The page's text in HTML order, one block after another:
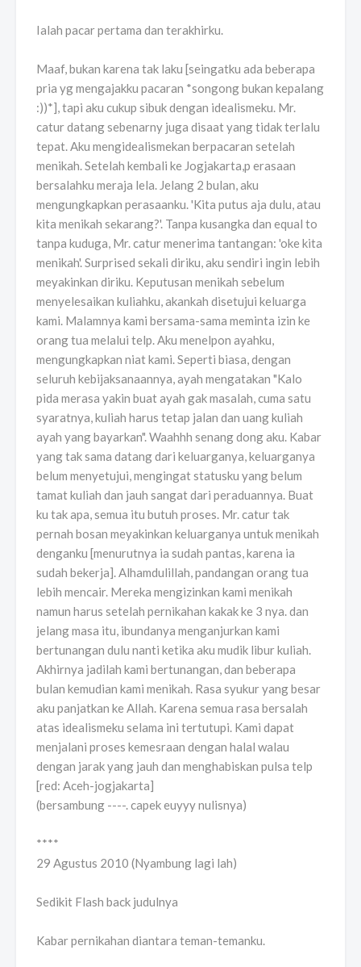
Ialah pacar pertama dan terakhirku.
Maaf, bukan karena tak laku [seingatku ada beberapa
pria yg mengajakku pacaran *songong bukan kepalang
:))*], tapi aku cukup sibuk dengan idealismeku. Mr.
catur datang sebenarny juga disaat yang tidak terlalu
tepat. Aku mengidealismekan berpacaran setelah
menikah. Setelah kembali ke Jogjakarta,p erasaan
bersalahku meraja lela. Jelang 2 bulan, aku
mengungkapkan perasaanku. 'Kita putus aja dulu, atau
kita menikah sekarang?'. Tanpa kusangka dan equal to
tanpa kuduga, Mr. catur menerima tantangan: 'oke kita
menikah'. Surprised sekali diriku, aku sendiri ingin lebih
meyakinkan diriku. Keputusan menikah sebelum
menyelesaikan kuliahku, akankah disetujui keluarga
kami. Malamnya kami bersama-sama meminta izin ke
orang tua melalui telp. Aku menelpon ayahku,
mengungkapkan niat kami. Seperti biasa, dengan
seluruh kebijaksanaannya, ayah mengatakan "Kalo
pida merasa yakin buat ayah gak masalah, cuma satu
syaratnya, kuliah harus tetap jalan dan uang kuliah
ayah yang bayarkan". Waahhh senang dong aku. Kabar
yang tak sama datang dari keluarganya, keluarganya
belum menyetujui, mengingat statusku yang belum
tamat kuliah dan jauh sangat dari peraduannya. Buat
ku tak apa, semua itu butuh proses. Mr. catur tak
pernah bosan meyakinkan keluarganya untuk menikah
denganku [menurutnya ia sudah pantas, karena ia
sudah bekerja]. Alhamdulillah, pandangan orang tua
lebih mencair. Mereka mengizinkan kami menikah
namun harus setelah pernikahan kakak ke 3 nya. dan
jelang masa itu, ibundanya menganjurkan kami
bertunangan dulu nanti ketika aku mudik libur kuliah.
Akhirnya jadilah kami bertunangan, dan beberapa
bulan kemudian kami menikah. Rasa syukur yang besar
aku panjatkan ke Allah. Karena semua rasa bersalah
atas idealismeku selama ini tertutupi. Kami dapat
menjalani proses kemesraan dengan halal walau
dengan jarak yang jauh dan menghabiskan pulsa telp
[red: Aceh-jogjakarta]
(bersambung ----. capek euyyy nulisnya)
****
29 Agustus 2010 (Nyambung lagi lah)
Sedikit Flash back judulnya
Kabar pernikahan diantara teman-temanku.